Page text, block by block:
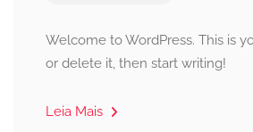
Welcome to WordPress. This is
or delete it, then start writing!
Leia Mais